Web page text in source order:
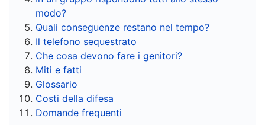
modo?
Quali conseguenze restano nel tempo?
Il telefono sequestrato
Che cosa devono fare i genitori?
Miti e fatti
Glossario
Costi della difesa
Domande frequenti